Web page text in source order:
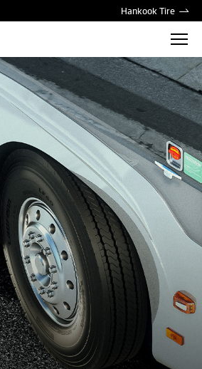
Hankook Tire